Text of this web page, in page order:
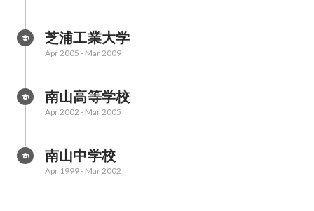
芝浦工業大学
Apr 2005 - Mar 2009
南山高等学校
Apr 2002 - Mar 2005
南山中学校
Apr 1999- Mar 2002